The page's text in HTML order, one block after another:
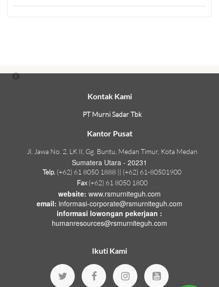
Kontak Kami
PT Murni Sadar Tbk
Kantor Pusat
Jl. Jawa No. 2, LK II, Gg. Buntu, Medan Timur, Kota Medan
Sumatera Utara - 20231
Telp. (+62) 61 8050 1888 || (+62) 61-80501900
Fax(+62) 61 8050 1800
website: www.rsmurniteguh.com
email: informasi-corporate@rsmurniteguh.com
informasi lowongan pekerjaan :
humanresources@rsmurniteguh.com
Ikuti Kami